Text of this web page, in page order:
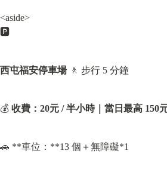
<aside>
🅿️
西屯福安停車場 🚶 步行 5 分鐘
💰 收費： 20元 / 半小時｜ 當日最高 150
🚗 **車位：**13 個＋無障礙*1